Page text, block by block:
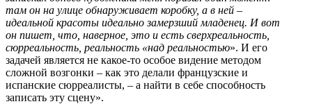
там он на улице обнаруживает коробку, а в ней –
идеальной красоты идеально замерзший младенец. И вот
он пишет, что, наверное, это и есть сверхреальность,
сюрреальность, реальность «над реальностью». И его
задачей является не какое-то особое видение методом
сложной возгонки – как это делали французские и
испанские сюрреалисты, – а найти в себе способность
записать эту сцену».